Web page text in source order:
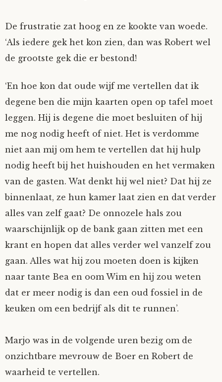
De frustratie zat hoog en ze kookte van woede.
‘Als iedere gek het kon zien, dan was Robert wel
de grootste gek die er bestond!
‘En hoe kon dat oude wijf me vertellen dat ik
degene ben die mijn kaarten open op tafel moet
leggen. Hij is degene die moet besluiten of hij
me nog nodig heeft of niet. Het is verdomme
niet aan mij om hem te vertellen dat hij hulp
nodig heeft bij het huishouden en het vermaken
van de gasten. Wat denkt hij wel niet? Dat hij ze
binnenlaat, ze hun kamer laat zien en dat verder
alles van zelf gaat? De onnozele hals zou
waarschijnlijk op de bank gaan zitten met een
krant en hopen dat alles verder wel vanzelf zou
gaan. Alles wat hij zou moeten doen is kijken
naar tante Bea en oom Wim en hij zou weten
dat er meer nodig is dan een oud fossiel in de
keuken om een bedrijf als dit te runnen’.
Marjo was in de volgende uren bezig om de
onzichtbare mevrouw de Boer en Robert de
waarheid te vertellen.